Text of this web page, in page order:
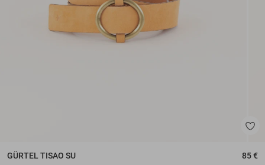
GÜRTELTISAO SU 85 €